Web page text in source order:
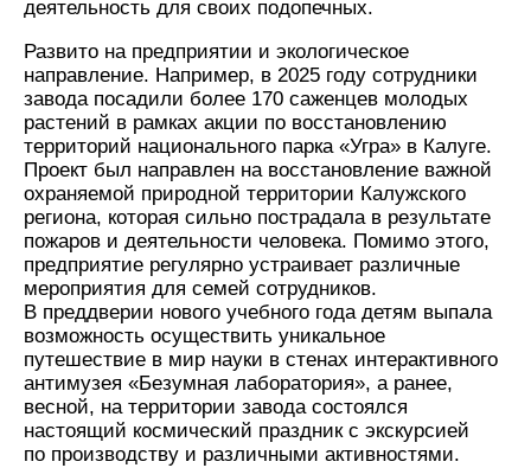
деятельность для своих подопечных.
Развито на предприятии и экологическое
направление. Например, в 2025 году сотрудники
завода посадили более 170 саженцев молодых
растений в рамках акции по восстановлению
территорий национального парка «Угра» в Калуге.
Проект был направлен на восстановление важной
охраняемой природной территории Калужского
региона, которая сильно пострадала в результате
пожаров и деятельности человека. Помимо этого,
предприятие регулярно устраивает различные
мероприятия для семей сотрудников.
В преддверии нового учебного года детям выпала
возможность осуществить уникальное
путешествие в мир науки в стенах интерактивного
антимузея «Безумная лаборатория», а ранее,
весной, на территории завода состоялся
настоящий космический праздник с экскурсией
по производству и различными активностями.